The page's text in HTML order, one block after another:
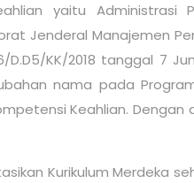
yaitu Administrasi
Jenderal Manajemen
KK/2018 tanggal 7
nama pada
Keahlian. Dengan
Kurikulum Merdeka